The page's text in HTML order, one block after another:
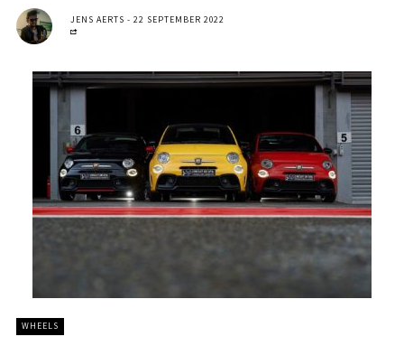
JENS AERTS 22 SEPTEMBER 2022
WHEELS